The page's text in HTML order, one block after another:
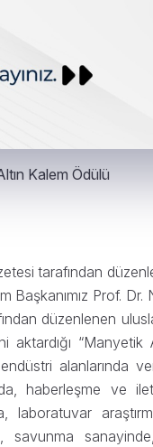
Kalem Ödülü
tarafından
Prof. Dr.
düzenlenen
aktardığı “Manyetik
endüstri
haberleşme ve
laboratuvar
savunma